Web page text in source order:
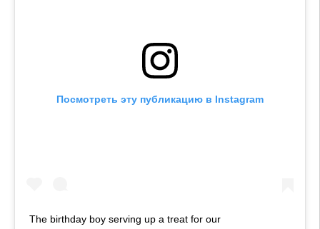
Посмотреть эту публикацию в Instagram
The birthday boy serving up a treat for our